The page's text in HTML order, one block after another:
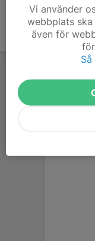
Vi använder
webbplats
även för